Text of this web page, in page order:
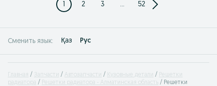
1 2 3 ... 52
Сменить язык: Қаз Рус
Главная Запчасти Автозапчасти Кузовные детали
Решетки
радиатора
Решетки радиатора - Алматинская область
Решетки